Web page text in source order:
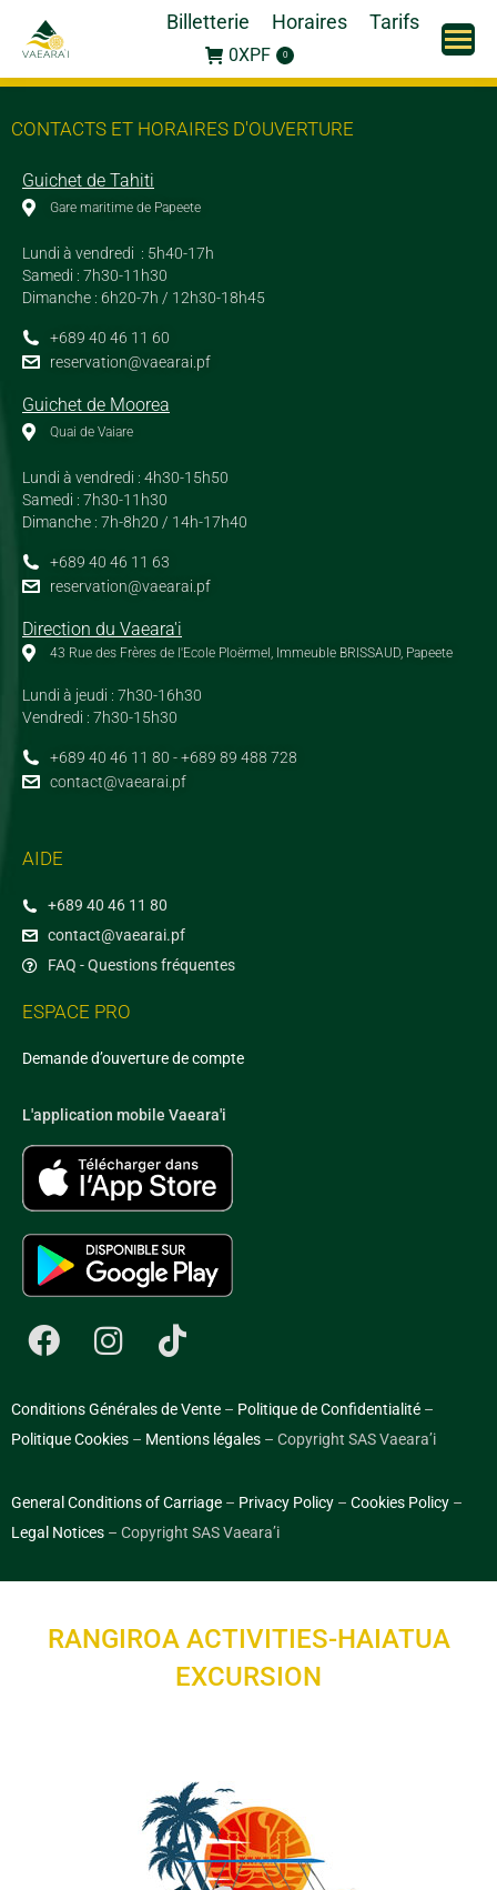
Billetterie Horaires Tarifs
0XPF 0
RANGIROA ACTIVITIES-HAIATUA
EXCURSION
CONTACTS ET HORAIRES D'OUVERTURE
Guichet de Tahiti
Gare maritime de Papeete
Lundi à vendredi : 5h40-17h
Samedi : 7h30-11h30
Dimanche : 6h20-7h / 12h30-18h45
+689 40 46 11 60
reservation@vaearai.pf
Guichet de Moorea
Quai de Vaiare
Lundi à vendredi : 4h30-15h50
Samedi : 7h30-11h30
Dimanche : 7h-8h20 / 14h-17h40
+689 40 46 11 63
reservation@vaearai.pf
Direction du Vaeara'i
43 Rue des Frères de l'Ecole Ploërmel, Immeuble BRISSAUD, Papeete
Lundi à jeudi : 7h30-16h30
Vendredi : 7h30-15h30
+689 40 46 11 80 - +689 89 488 728
contact@vaearai.pf
AIDE
+689 40 46 11 80
contact@vaearai.pf
FAQ - Questions fréquentes
ESPACE PRO
Demande d’ouverture de compte
L'application mobile Vaeara'i
Conditions Générales de Vente – Politique de Confidentialité –
Politique Cookies – Mentions légales – Copyright SAS Vaeara’i
General Conditions of Carriage – Privacy Policy – Cookies Policy –
Legal Notices – Copyright SAS Vaeara’i